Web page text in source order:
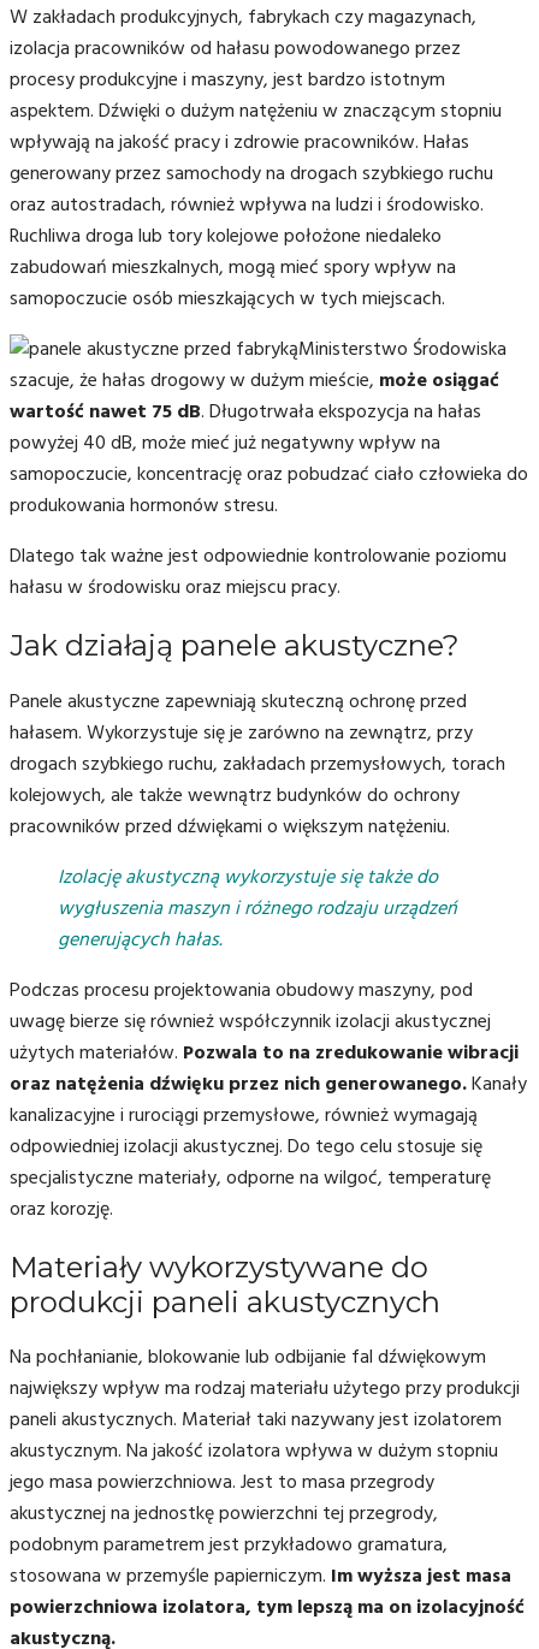
W zakładach produkcyjnych, fabrykach czy magazynach,
izolacja pracowników od hałasu powodowanego przez
procesy produkcyjne i maszyny, jest bardzo istotnym
aspektem. Dźwięki o dużym natężeniu w znaczącym stopniu
wpływają na jakość pracy i zdrowie pracowników. Hałas
generowany przez samochody na drogach szybkiego ruchu
oraz autostradach, również wpływa na ludzi i środowisko.
Ruchliwa droga lub tory kolejowe położone niedaleko
zabudowań mieszkalnych, mogą mieć spory wpływ na
samopoczucie osób mieszkających w tych miejscach.
Ministerstwo Środowiska
szacuje, że hałas drogowy w dużym mieście, może osiągać
wartość nawet 75 dB. Długotrwała ekspozycja na hałas
powyżej 40 dB, może mieć już negatywny wpływ na
samopoczucie, koncentrację oraz pobudzać ciało człowieka do
produkowania hormonów stresu.
Dlatego tak ważne jest odpowiednie kontrolowanie poziomu
hałasu w środowisku oraz miejscu pracy.
Jak działają panele akustyczne?
Panele akustyczne zapewniają skuteczną ochronę przed
hałasem. Wykorzystuje się je zarówno na zewnątrz, przy
drogach szybkiego ruchu, zakładach przemysłowych, torach
kolejowych, ale także wewnątrz budynków do ochrony
pracowników przed dźwiękami o większym natężeniu.
Izolację akustyczną wykorzystuje się także do
wygłuszenia maszyn i różnego rodzaju urządzeń
generujących hałas.
Podczas procesu projektowania obudowy maszyny, pod
uwagę bierze się również współczynnik izolacji akustycznej
użytych materiałów. Pozwala to na zredukowanie wibracji
oraz natężenia dźwięku przez nich generowanego.Kanały
kanalizacyjne i rurociągi przemysłowe, również wymagają
odpowiedniej izolacji akustycznej. Do tego celu stosuje się
specjalistyczne materiały, odporne na wilgoć, temperaturę
oraz korozję.
Materiały wykorzystywane do
produkcji paneli akustycznych
Na pochłanianie, blokowanie lub odbijanie fal dźwiękowym
największy wpływ ma rodzaj materiału użytego przy produkcji
paneli akustycznych. Materiał taki nazywany jest izolatorem
akustycznym. Na jakość izolatora wpływa w dużym stopniu
jego masa powierzchniowa. Jest to masa przegrody
akustycznej na jednostkę powierzchni tej przegrody,
podobnym parametrem jest przykładowo gramatura,
stosowana w przemyśle papierniczym. Im wyższa jest masa
powierzchniowa izolatora, tym lepszą ma on izolacyjność
akustyczną.